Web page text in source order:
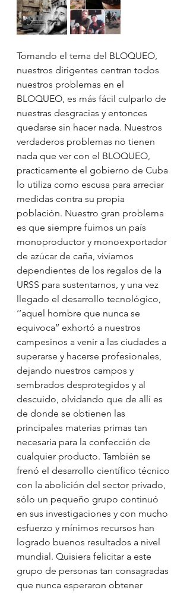
Tomando el tema del BLOQUEO,
nuestros dirigentes centran todos
nuestros problemas en el
BLOQUEO, es más fácil culparlo de
nuestras desgracias y entonces
quedarse sin hacer nada. Nuestros
verdaderos problemas no tienen
nada que ver con el BLOQUEO,
practicamente el gobierno de Cuba
lo utiliza como escusa para arreciar
medidas contra su propia
población. Nuestro gran problema
es que siempre fuimos un país
monoproductor y monoexportador
de azúcar de caña, vivíamos
dependientes de los regalos de la
URSS para sustentarnos, y una vez
llegado el desarrollo tecnológico,
‘’aquel hombre que nunca se
equivoca’’ exhortó a nuestros
campesinos a venir a las ciudades a
superarse y hacerse profesionales,
dejando nuestros campos y
sembrados desprotegidos y al
descuido, olvidando que de allí es
de donde se obtienen las
principales materias primas tan
necesaria para la confección de
cualquier producto. También se
frenó el desarrollo científico técnico
con la abolición del sector privado,
sólo un pequeño grupo continuó
en sus investigaciones y con mucho
esfuerzo y mínimos recursos han
logrado buenos resultados a nivel
mundial. Quisiera felicitar a este
grupo de personas tan consagradas
que nunca esperaron obtener